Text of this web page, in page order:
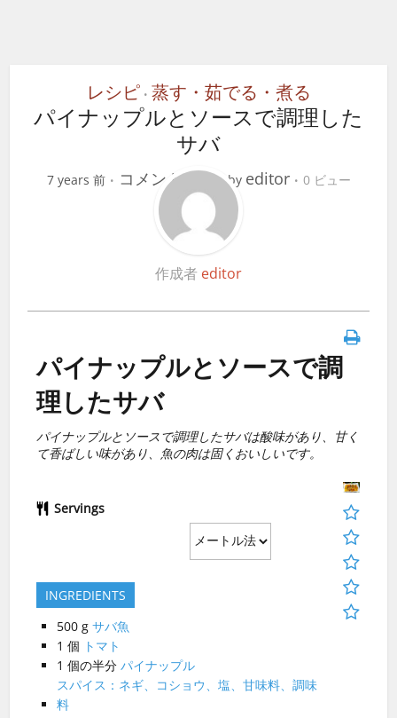
レシピ • 蒸す・茹でる・煮る
パイナップルとソースで調理した
サバ
7 years 前 コメントする by editor 0 ビュー
作成者 editor
パイナップルとソースで調
理したサバ
パイナップルとソースで調理したサバは酸味があり、甘く
て香ばしい味があり、魚の肉は固くおいしいです。
Servings
INGREDIENTS
500 g サバ魚
1 個 トマト
1 個の半分 パイナップル
スパイス：ネギ、コショウ、塩、甘味料、調味
料